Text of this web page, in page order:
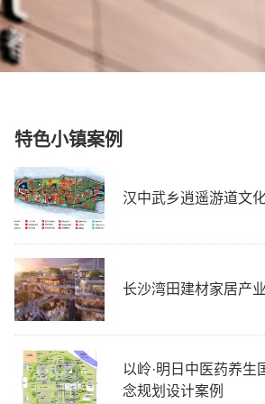
特色小镇案例
汉中武乡逍遥游道文
长沙湾田建材家居产
以岭·明日中医药养生
念规划设计案例